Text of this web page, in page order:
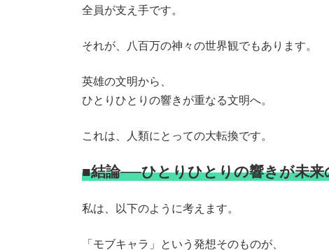
全員が支え手です。
それが、八百万の神々の世界観でもあります。
英雄の文明から、
ひとりひとりの響きが重なる文明へ。
これは、人類にとっての大転換です。
■結論──ひとりひとりの響きが未
私は、以下のように考えます。
「モブキャラ」という発想そのものが、